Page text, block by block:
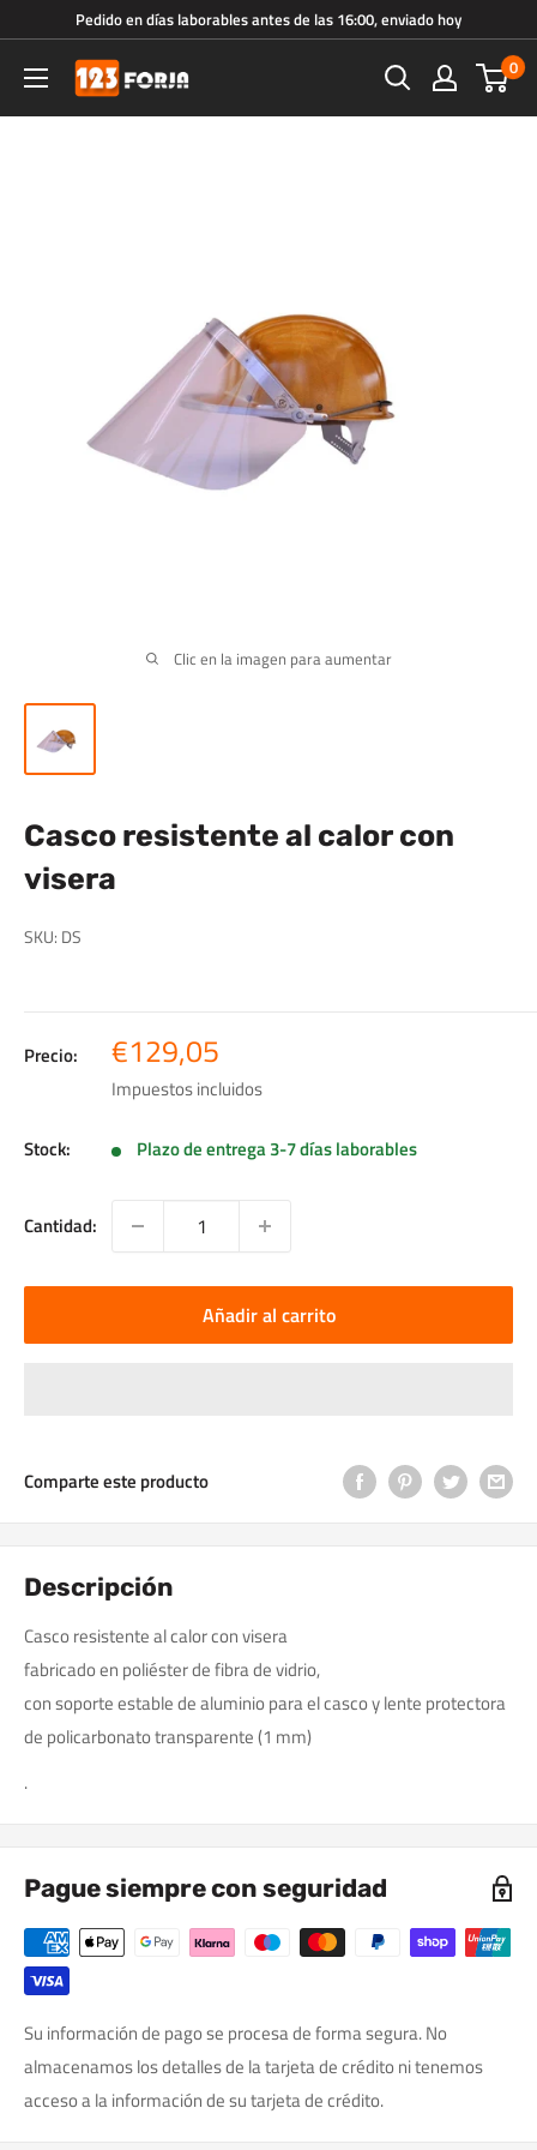
directamente
contenido
Pedido en días laborables antes de las 16:00, enviado hoy
123forja.es 0
Clic en la imagen para aumentar
Casco resistente al calor con
visera
SKU: DS
Precio: Precio
de
venta
€129,05
Impuestos incluidos
Stock: Plazo de entrega 3-7 días laborables
Cantidad:
Añadir al carrito
Comparte este producto
Descripción
Casco resistente al calor con visera
fabricado en poliéster de fibra de vidrio,
con soporte estable de aluminio para el casco y lente protectora
de policarbonato transparente (1 mm)
.
Pague siempre con seguridad
Su información de pago se procesa de forma segura. No
almacenamos los detalles de la tarjeta de crédito ni tenemos
acceso a la información de su tarjeta de crédito.